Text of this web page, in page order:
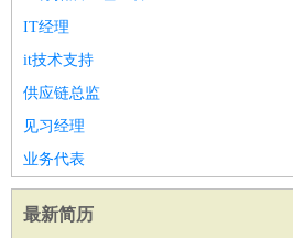
IT经理
it技术支持
供应链总监
见习经理
业务代表
最新简历